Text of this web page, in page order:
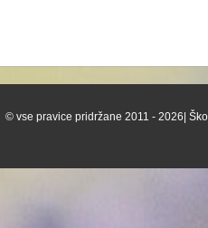
© vse pravice pridržane 2011 - 2026|